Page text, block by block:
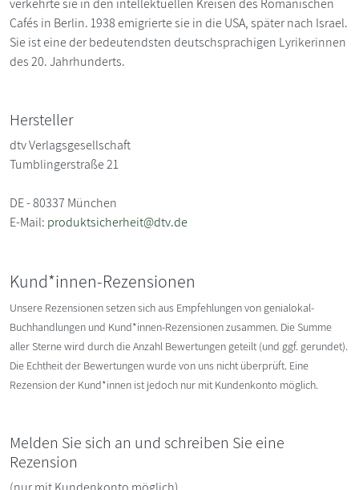
verkehrte sie in den intellektuellen Kreisen des Romanischen
Cafés in Berlin. 1938 emigrierte sie in die USA, später nach Israel.
Sie ist eine der bedeutendsten deutschsprachigen Lyrikerinnen
des 20. Jahrhunderts.
Hersteller
dtv Verlagsgesellschaft
Tumblingerstraße 21
DE - 80337 München
E-Mail: produktsicherheit@dtv.de
Kund*innen-Rezensionen
Unsere Rezensionen setzen sich aus Empfehlungen von genialokal-
Buchhandlungen und Kund*innen-Rezensionen zusammen. Die Summe
aller Sterne wird durch die Anzahl Bewertungen geteilt (und ggf. gerundet).
Die Echtheit der Bewertungen wurde von uns nicht überprüft. Eine
Rezension der Kund*innen ist jedoch nur mit Kundenkonto möglich.
Melden Sie sich an und schreiben Sie eine
Rezension